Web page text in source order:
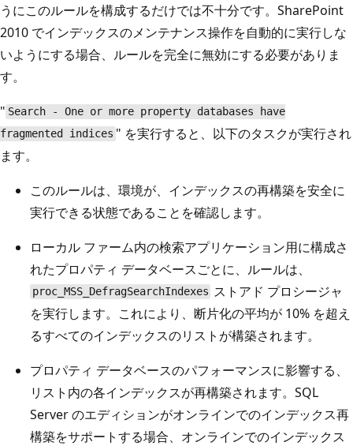
うにこのルールを構成するだけでは不十分です。SharePoint
2010 でインデックスのメンテナンス操作を自動的に実行しな
いようにする場合、ルールを完全に無効にする必要がありま
す。
" Search - One or more property databases have
fragmented indices " を実行すると、以下のタスクが実行され
ます。
このルールは、環境が、インデックスの再構築を安全に
実行できる状態であることを確認します。
ローカル ファーム内の検索アプリケーション用に構成さ
れたプロパティ データベースごとに、ルールは、
proc_MSS_DefragSearchIndexes ストアド プロシージャ
を実行します。これにより、断片化の平均が 10% を超え
るすべてのインデックスのリストが構築されます。
プロパティ データベースのパフォーマンスに影響する、
リスト内の各インデックスが再構築されます。SQL
Server のエディションがオンラインでのインデックス再
構築をサポートする場合、オンラインでのインデックス